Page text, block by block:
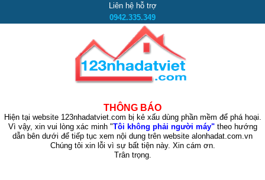
Liên hệ hỗ trợ
0942.335.349
THÔNG BÁO
Hiện tại website 123nhadatviet.com bị kẻ xấu dùng phần mềm để phá hoại.
Vì vậy, xin vui lòng xác minh "Tôi không phải người máy"theo hướng
dẫn bên dưới để tiếp tục xem nội dung trên website alonhadat.com.vn
Chúng tôi xin lỗi vì sự bất tiện này. Xin cám ơn.
Trân trọng.